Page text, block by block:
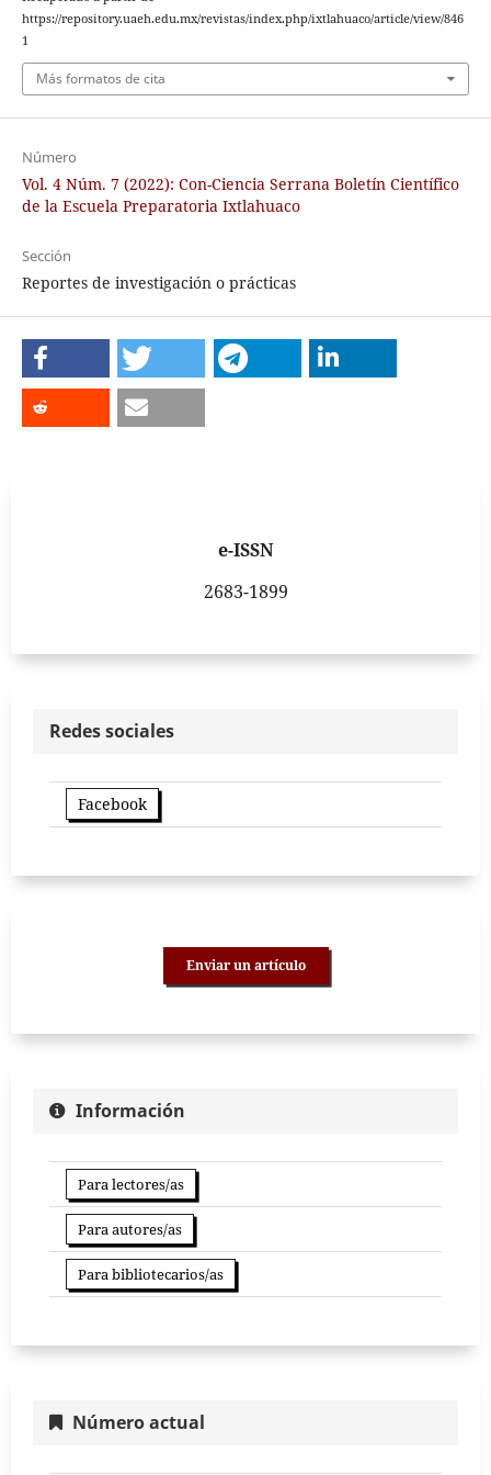
https://repository.uaeh.edu.mx/revistas/index.php/ixtlahuaco/article/view/846
1
Más formatos de cita
Número
Vol. 4 Núm. 7 (2022): Con-Ciencia Serrana Boletín Científico
de la Escuela Preparatoria Ixtlahuaco
Sección
Reportes de investigación o prácticas
e-ISSN
2683-1899
Redes sociales
Facebook
Enviar un artículo
Información
Para lectores/as
Para autores/as
Para bibliotecarios/as
Número actual